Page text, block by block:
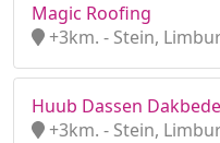
Magic Roofing
+3km. - Stein,
Huub Dassen
+3km. - Stein,